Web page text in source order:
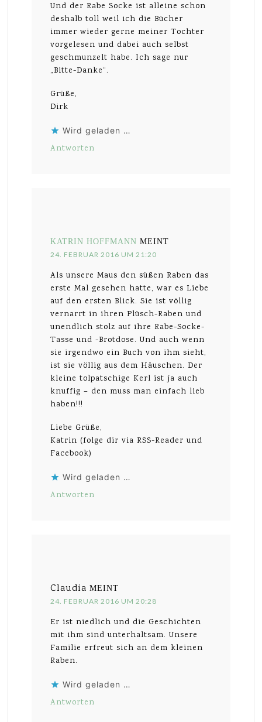
Und der Rabe Socke ist alleine schon
deshalb toll weil ich die Bücher
immer wieder gerne meiner Tochter
vorgelesen und dabei auch selbst
geschmunzelt habe. Ich sage nur
„Bitte-Danke“.
Grüße,
Dirk
Wird geladen …
Antworten
KATRIN HOFFMANN MEINT
24. FEBRUAR 2016 UM 21:20
Als unsere Maus den süßen Raben das
erste Mal gesehen hatte, war es Liebe
auf den ersten Blick. Sie ist völlig
vernarrt in ihren Plüsch-Raben und
unendlich stolz auf ihre Rabe-Socke-
Tasse und -Brotdose. Und auch wenn
sie irgendwo ein Buch von ihm sieht,
ist sie völlig aus dem Häuschen. Der
kleine tolpatschige Kerl ist ja auch
knuffig – den muss man einfach lieb
haben!!!
Liebe Grüße,
Katrin (folge dir via RSS-Reader und
Facebook)
Wird geladen …
Antworten
Claudia MEINT
24. FEBRUAR 2016 UM 20:28
Er ist niedlich und die Geschichten
mit ihm sind unterhaltsam. Unsere
Familie erfreut sich an dem kleinen
Raben.
Wird geladen …
Antworten